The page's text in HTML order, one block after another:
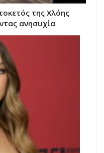
της Χλόης
ανησυχία